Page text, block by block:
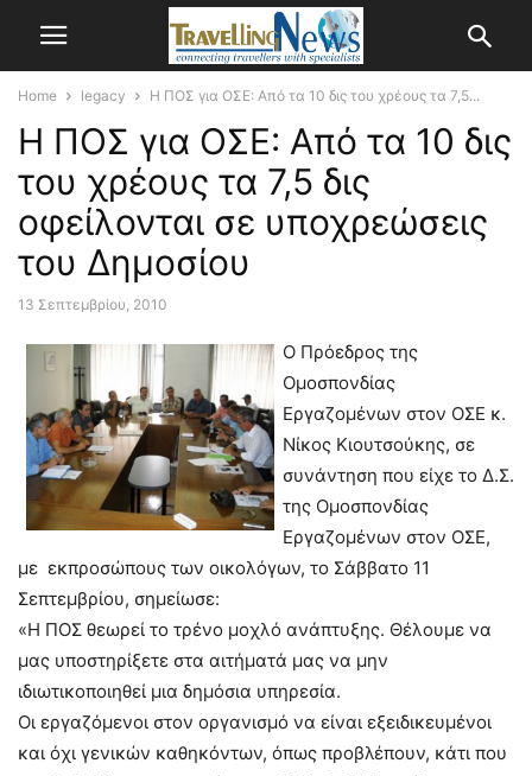
Home legacy Η ΠΟΣ για ΟΣΕ: Από τα 10 δις του χρέους τα 7,5...
Η ΠΟΣ για ΟΣΕ: Από τα 10 δις
του χρέους τα 7,5 δις
οφείλονται σε υποχρεώσεις
του Δημοσίου
13 Σεπτεμβρίου, 2010
Ο Πρόεδρος της
Ομοσπονδίας
Εργαζομένων στον ΟΣΕ κ.
Νίκος Κιουτσούκης, σε
συνάντηση που είχε το Δ.Σ.
της Ομοσπονδίας
Εργαζομένων στον ΟΣΕ,
με εκπροσώπους των οικολόγων, το Σάββατο 11
Σεπτεμβρίου, σημείωσε:
«Η ΠΟΣ θεωρεί το τρένο μοχλό ανάπτυξης. Θέλουμε να
μας υποστηρίξετε στα αιτήματά μας να μην
ιδιωτικοποιηθεί μια δημόσια υπηρεσία.
Οι εργαζόμενοι στον οργανισμό να είναι εξειδικευμένοι
και όχι γενικών καθηκόντων, όπως προβλέπουν, κάτι που